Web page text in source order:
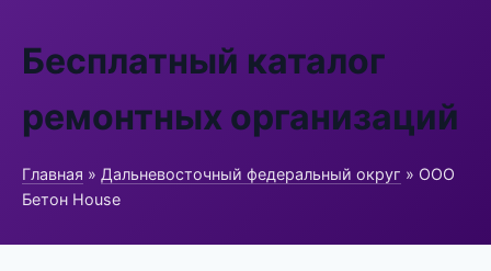
Бесплатный каталог
ремонтных организаций
Главная » Дальневосточный федеральный округ » ООО
Бетон House